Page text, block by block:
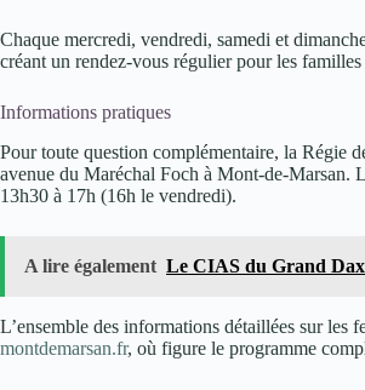
Chaque mercredi, vendredi, samedi et
créant un rendez-vous régulier pour les familles
Informations pratiques
Pour toute question complémentaire, la Régie
avenue du Maréchal Foch à Mont-de-Marsan.
13h30 à 17h (16h le vendredi).
A lire également Le CIAS du Grand Dax
L’ensemble des informations détaillées sur
montdemarsan.fr, où figure le programme